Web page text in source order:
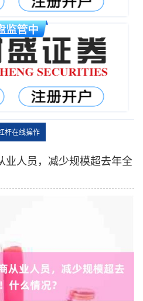
杆在线操作
业人员，减少规模超去年全